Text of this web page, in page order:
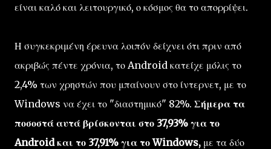
είναι καλό και λειτουργικό, ο κόσμος θα το απορρίψει.
Η συγκεκριμένη έρευνα λοιπόν δείχνει ότι πριν από
ακριβώς πέντε χρόνια, το Android κατείχε μόλις το
2,4% των χρηστών που μπαίνουν στο ίντερνετ, με το
Windows να έχει το "διαστημικό" 82%. Σήμερα τα
ποσοστά αυτά βρίσκονται στο 37,93% για το
Android και το 37,91% για το Windows, με τα δύο